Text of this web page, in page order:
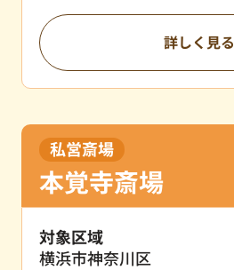
詳しく見る
私営斎場
本覚寺斎場
対象区域
横浜市神奈川区